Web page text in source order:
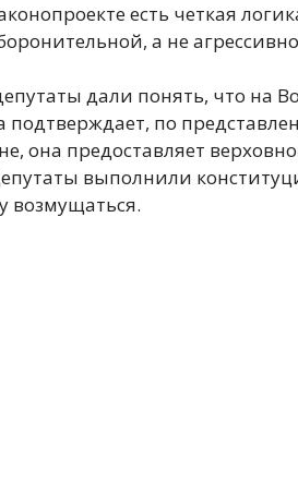
есть четкая
а не
дали понять, что на
подтверждает, по
она предоставляет
выполнили
возмущаться.